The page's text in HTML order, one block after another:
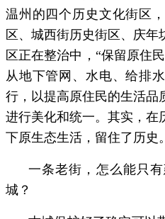
温州的四个历史文化街区
区、城西街历史街区、庆
区正在整治中，“保留原住
从地下管网、水电、给排
行，以提高原住民的生活品
进行美化和统一。其实，在
下原生态生活，留住了历史。
一条老街，怎么能只
城？